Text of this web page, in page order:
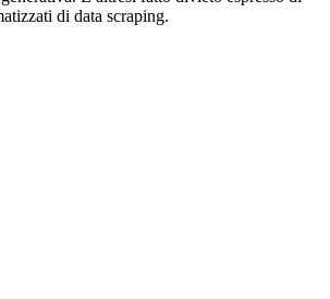
di data scraping.